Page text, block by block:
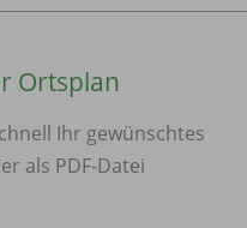
Ortsplan
Ihr gewünschtes
als PDF-Datei